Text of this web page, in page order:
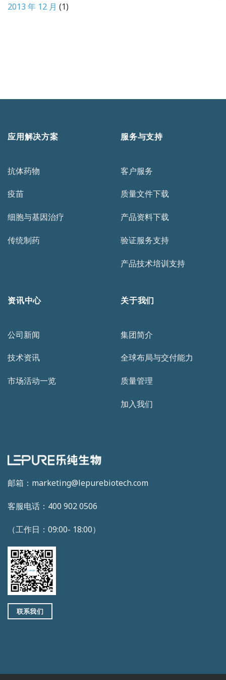
2013 年 12 月 (1)
邮箱：marketing@lepurebiotech.com
客服电话：400 902 0506
（工作日：09:00- 18:00）
联系我们
应用解决方案
抗体药物
疫苗
细胞与基因治疗
传统制药
服务与支持
客户服务
质量文件下载
产品资料下载
验证服务支持
产品技术培训支持
资讯中心
公司新闻
技术资讯
市场活动一览
关于我们
集团简介
全球布局与交付能力
质量管理
加入我们